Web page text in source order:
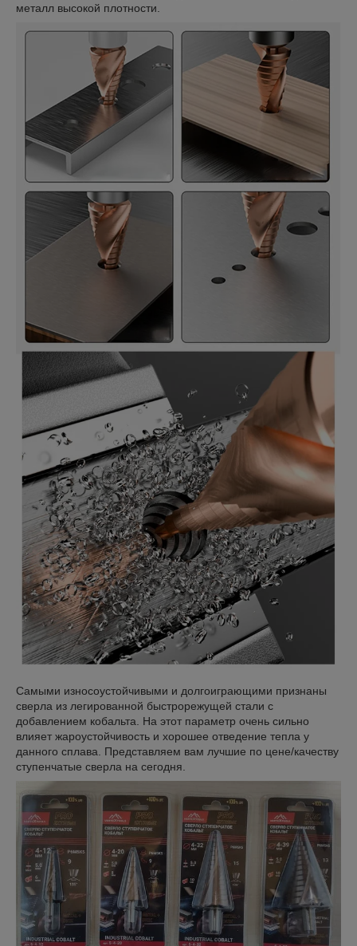
металл высокой плотности.
Самыми износоустойчивыми и долгоиграющими признаны
сверла из легированной быстрорежущей стали с
добавлением кобальта. На этот параметр очень сильно
влияет жароустойчивость и хорошее отведение тепла у
данного сплава. Представляем вам лучшие по цене/качеству
ступенчатые сверла на сегодня.